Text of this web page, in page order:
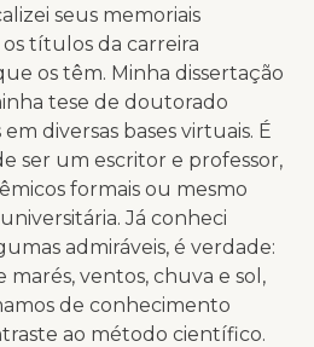
seus memoriais
títulos da carreira
os têm. Minha dissertação
tese de doutorado
diversas bases virtuais. É
ser um escritor e professor,
formais ou mesmo
Já conheci
admiráveis, é verdade:
marés, ventos, chuva e sol,
de conhecimento
ao método científico.